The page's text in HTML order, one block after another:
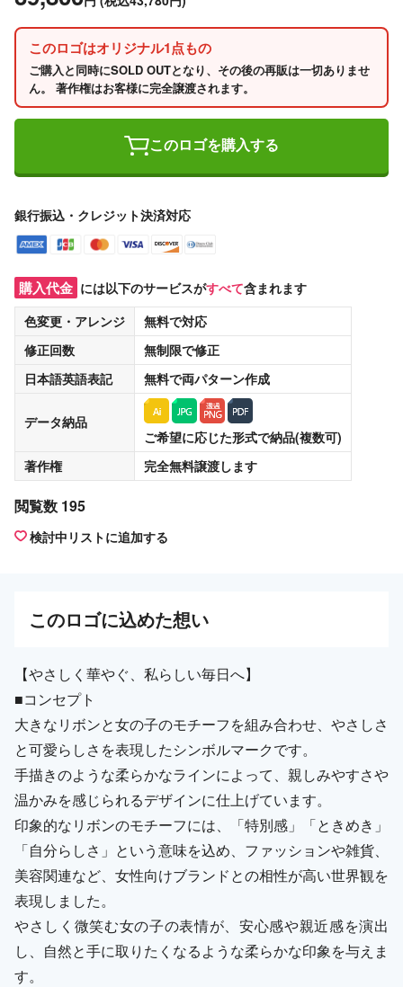
このロゴはオリジナル1点もの
ご購入と同時にSOLD OUTとなり、その後の再販は一切ありませ
ん。 著作権はお客様に完全譲渡されます。
このロゴを購入する
銀行振込・クレジット決済対応
購入代金 には以下のサービスがすべて含まれます
色変更・アレンジ
無料で対応
修正回数
無制限で修正
日本語英語表記
無料で両パターン作成
データ納品
ご希望に応じた形式で納品(複数可)
著作権
完全無料譲渡します
閲覧数 195
検討中リストに追加する
このロゴに込めた想い
【やさしく華やぐ、私らしい毎日へ】
■コンセプト
大きなリボンと女の子のモチーフを組み合わせ、やさしさ
と可愛らしさを表現したシンボルマークです。
手描きのような柔らかなラインによって、親しみやすさや
温かみを感じられるデザインに仕上げています。
印象的なリボンのモチーフには、「特別感」「ときめき」
「自分らしさ」という意味を込め、ファッションや雑貨、
美容関連など、女性向けブランドとの相性が高い世界観を
表現しました。
やさしく微笑む女の子の表情が、安心感や親近感を演出
し、自然と手に取りたくなるような柔らかな印象を与えま
す。